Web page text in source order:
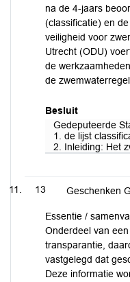
na de 4-jaars
(classificatie) en
veiligheid voor
Utrecht (ODU)
de
de
Besluit
Gedeputeerde
1. de lijst
2. Inleiding: Het
13 Geschenken
Essentie /
Onderdeel van
transparantie,
vastgelegd dat
Deze informatie